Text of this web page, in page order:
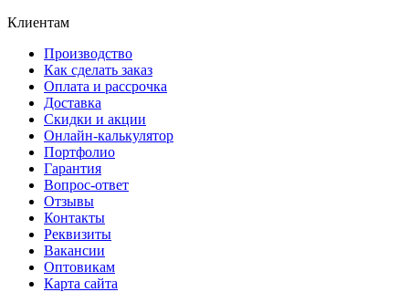
Клиентам
Производство
Как сделать заказ
Оплата и рассрочка
Доставка
Скидки и акции
Онлайн-калькулятор
Портфолио
Гарантия
Вопрос-ответ
Отзывы
Контакты
Реквизиты
Вакансии
Оптовикам
Карта сайта